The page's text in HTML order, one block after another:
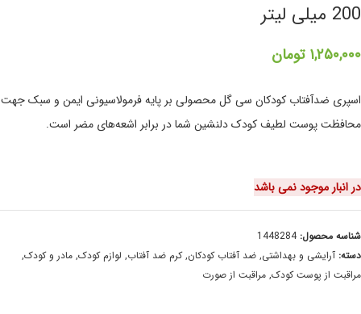
200 میلی لیتر
۱,۲۵۰,۰۰۰ تومان
اسپری ضدآفتاب کودکان سی گل محصولی بر پایه فرمولاسیونی ایمن و سبک جهت
محافظت پوست لطیف کودک دلنشین شما در برابر اشعه‌های مضر است.
در انبار موجود نمی باشد
شناسه محصول:1448284
دسته: آرایشی و بهداشتی, ضد آفتاب کودکان, کرم ضد آفتاب, لوازم کودک, مادر و کودک,
مراقبت از پوست کودک, مراقبت از صورت